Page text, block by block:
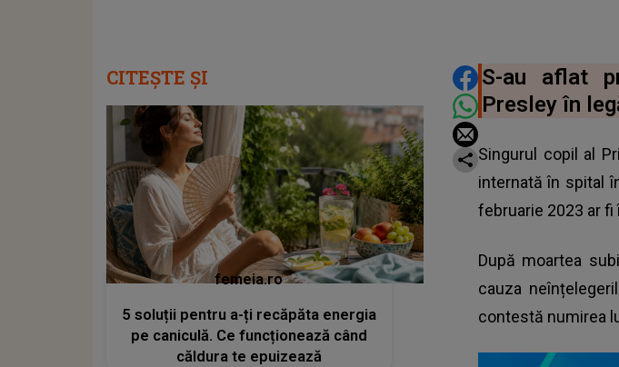
DISTRIBUIE
S-au aflat
Presley în
Singurul copil al
internată în spital
februarie 2023 ar fi
După moartea
cauza
contestă numirea
CITEȘTE ȘI
femeia.ro
5 soluții pentru a-ți recăpăta energia
pe caniculă. Ce funcționează când
căldura te epuizează